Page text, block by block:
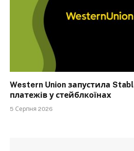
Western Union запустила
платежів у стейблкоїнах
5 Серпня 2026